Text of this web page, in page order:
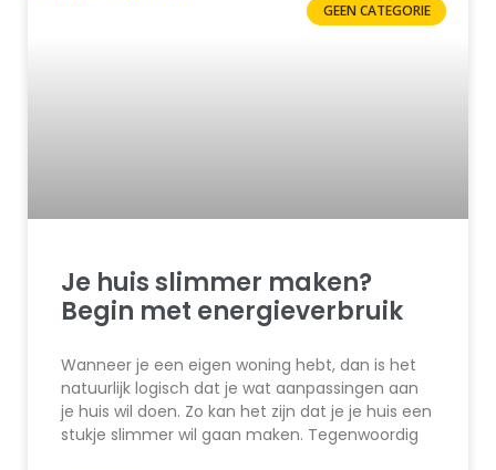
GEEN CATEGORIE
Je huis slimmer maken?
Begin met energieverbruik
Wanneer je een eigen woning hebt, dan is het
natuurlijk logisch dat je wat aanpassingen aan
je huis wil doen. Zo kan het zijn dat je je huis een
stukje slimmer wil gaan maken. Tegenwoordig